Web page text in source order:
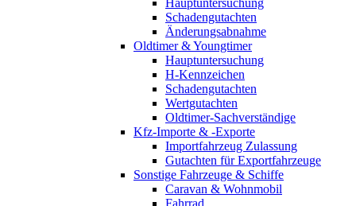
Schadengutachten
Änderungsabnahme
Oldtimer & Youngtimer
Hauptuntersuchung
H-Kennzeichen
Schadengutachten
Wertgutachten
Oldtimer-Sachverständige
Kfz-Importe & -Exporte
Importfahrzeug Zulassung
Gutachten für Exportfahrzeuge
Sonstige Fahrzeuge & Schiffe
Caravan & Wohnmobil
Fahrrad